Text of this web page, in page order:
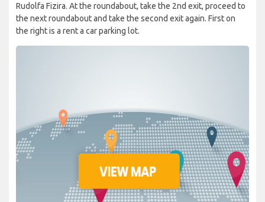
Rudolfa Fizira. At the roundabout, take the 2nd exit, proceed to
the next roundabout and take the second exit again. First on
the right is a rent a car parking lot.